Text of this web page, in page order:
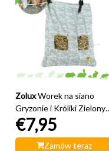
ZoluxWorek na siano
Gryzonie i Króliki Zielony
29 cm
€7,95
Zamów teraz